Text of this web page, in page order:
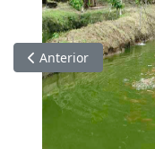
Artículo anterior:
Anterior